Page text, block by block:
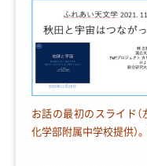
お話の最初のスライド（
化学部附属中学校提供）